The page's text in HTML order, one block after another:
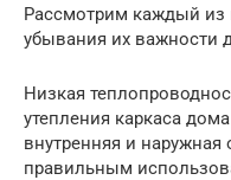
Рассмотрим каждый из
убывания их важности
Низкая
утепления каркаса
внутренняя и
правильным